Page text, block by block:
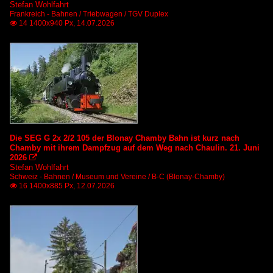
Stefan Wohlfahrt
Frankreich - Bahnen / Triebwagen / TGV Duplex
 14 1400x940 Px, 14.07.2026
Die SEG G 2x 2/2 105 der Blonay Chamby Bahn ist kurz nach
Chamby mit ihrem Dampfzug auf dem Weg nach Chaulin. 21. Juni
2026 
Stefan Wohlfahrt
Schweiz - Bahnen / Museum und Vereine / B-C (Blonay-Chamby)
 16 1400x885 Px, 12.07.2026